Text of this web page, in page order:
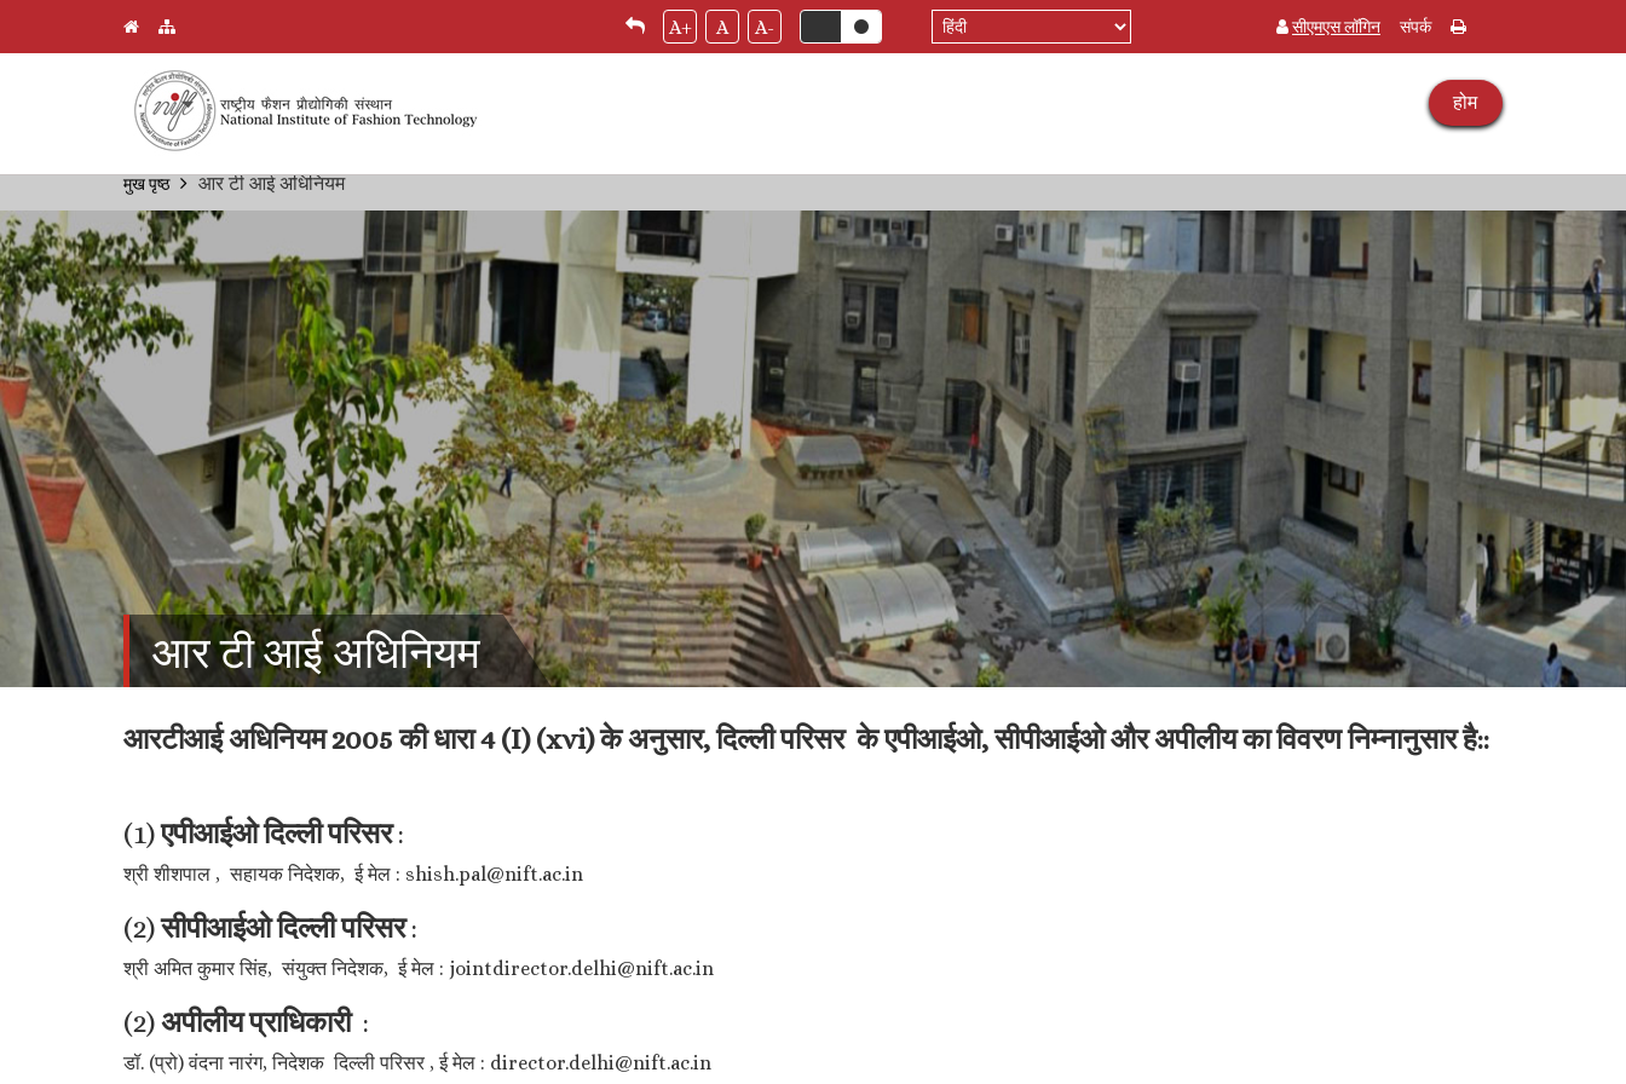
Skip
main
content
A+ A A-
Select
your
सीएमएस लॉगिन संपर्क
होम
Breadcrumb
मुख पृष्ठ आर टी आई अधिनियम
आर टी आई अधिनियम
आरटीआई अधिनियम 2005 की धारा 4 (I) (xvi) के अनुसार, दिल्ली परिसर के एपीआईओ, सीपीआईओ और अपीलीय का विवरण निम्नानुसार है::
(1)एपीआईओ दिल्ली परिसर:
श्री शीशपाल , सहायक निदेशक, ई मेल : shish.pal@nift.ac.in
(2)सीपीआईओ दिल्ली परिसर:
श्री अमित कुमार सिंह, संयुक्त निदेशक, ई मेल : jointdirector.delhi@nift.ac.in
(2)अपीलीय प्राधिकारी :
डॉ. (प्रो) वंदना नारंग, निदेशक दिल्ली परिसर , ई मेल : director.delhi@nift.ac.in